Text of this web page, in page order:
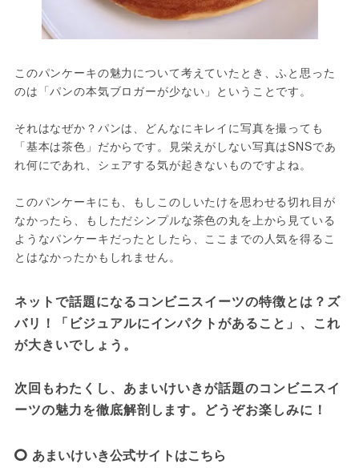
このパンケーキの魅力について考えていたとき、ふと思った
のは「パンの本気ブロガーが少ない」ということです。
それはなぜか？パンは、どんなにキレイに写真を撮っても
「基本は茶色」だからです。見栄えがしない写真はSNSであ
れ何にであれ、シェアする気が起きないものですよね。
このパンケーキにも、もしこのしいたけを思わせる切れ目が
なかったら、もしただシンプルな茶色の丸を上から見ている
ようなパンケーキだったとしたら、ここまでの人気を得るこ
ネットで話題になるコンビニスイーツの特徴とは？ズ
バリ！「ビジュアルにインパクトがあること」、これ
が大きいでしょう。
次回もわたくし、あまいけいきが話題のコンビニスイ
あまいけいき公式サイトはこちら